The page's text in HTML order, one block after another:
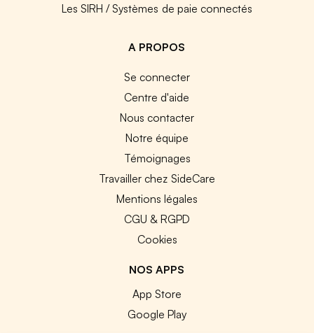
Les SIRH / Systèmes de paie connectés
A PROPOS
Se connecter
Centre d'aide
Nous contacter
Notre équipe
Témoignages
Travailler chez SideCare
Mentions légales
CGU & RGPD
Cookies
NOS APPS
App Store
Google Play